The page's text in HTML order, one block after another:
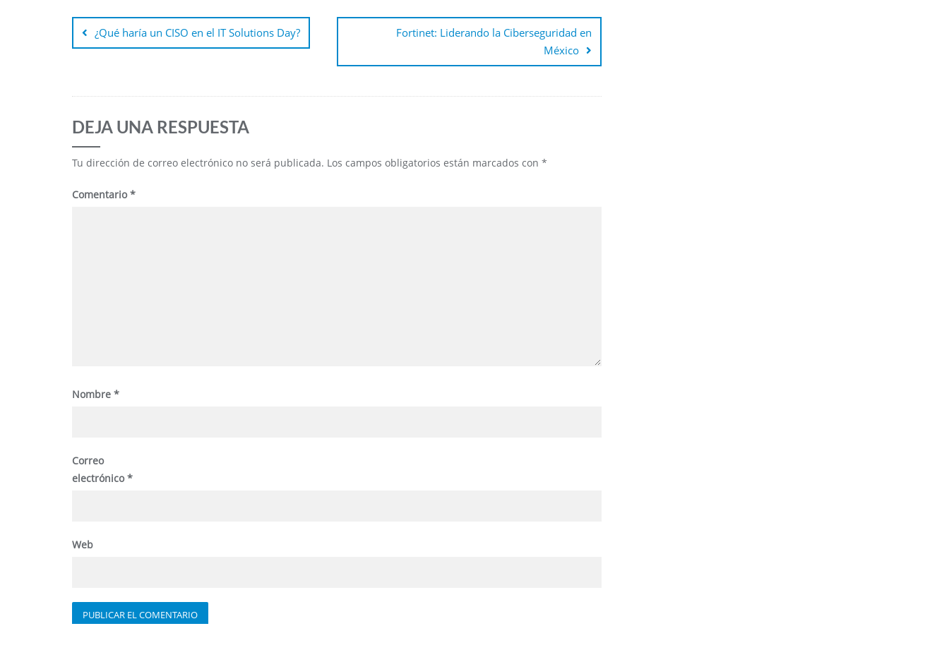
¿Qué haría un CISO en el IT Solutions Day?
Fortinet: Liderando la Ciberseguridad en
México
DEJA UNA RESPUESTA
Tu dirección de correo electrónico no será publicada. Los campos obligatorios están marcados con *
Comentario*
Nombre *
Correo
electrónico*
Web